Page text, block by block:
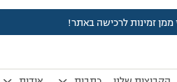
זמינות לרכישה באתר!